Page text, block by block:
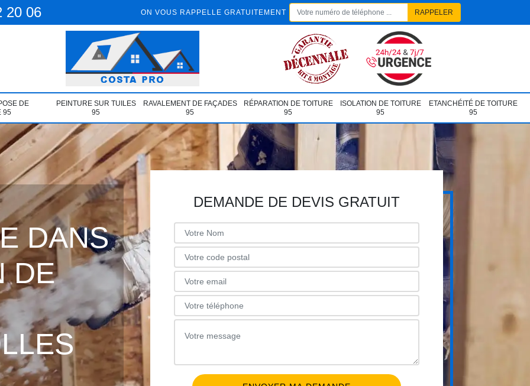
20 06 ON VOUS RAPPELLE GRATUITEMENT
DE
95
PEINTURE SUR TUILES
95
RAVALEMENT DE FAÇADES
95
RÉPARATION DE TOITURE
95
ISOLATION DE TOITURE
95
ETANCHÉITÉ DE TOITURE
95
DANS
DE
DEMANDE DE DEVIS GRATUIT